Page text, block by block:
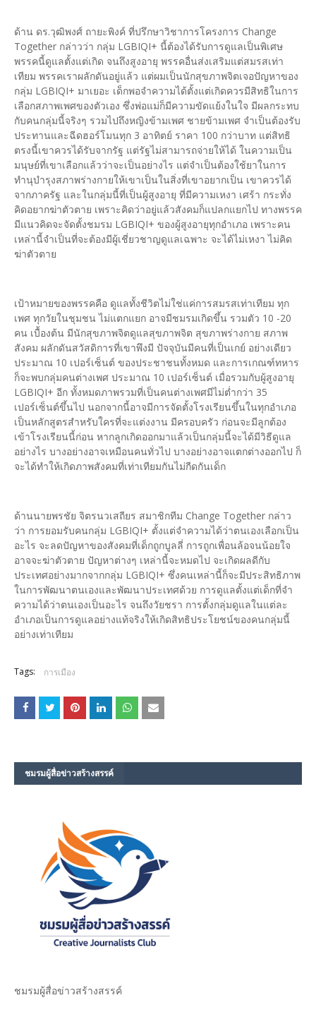
ด้าน ดร.วุฒิพงศ์ ถายะพิงค์ ที่ปรึกษาวิชาการโครงการ Change
Together กล่าวว่า กลุ่ม LGBIQI+ นี้ต้องได้รับการดูแลเป็นพิเศษ
พรรคนี้ดูแลตั้งแต่เกิด จนถึงสูงอายุ พรรคอื่นส่งเสริมแต่สมรสเท่า
เทียม พรรคเราผลักดันอยู่แล้ว แต่ผมเป็นนักสุขภาพจิตเจอปัญหาของ
กลุ่ม LGBIQI+ มาเยอะ เด็กพอจำความได้ตั้งแต่เกิดควรมีสิทธิในการ
เลือกสภาพเพศของตัวเอง ซึ่งพ่อแม่ก็มีความขัดแย้งในใจ มีผลกระทบ
กับคนกลุ่มนี้จริงๆ รวมไปถึงหญิงข้ามเพศ ชายข้ามเพศ จำเป็นต้องรับ
ประทานและฉีดฮอร์โมนทุก 3 อาทิตย์ ราคา 100 กว่าบาท แต่สิทธิ
ตรงนี้เขาควรได้รับจากรัฐ แต่รัฐไม่สามารถจ่ายให้ได้ ในความเป็น
มนุษย์ที่เขาเลือกแล้วว่าจะเป็นอย่างไร แต่จำเป็นต้องใช้ยาในการ
ทำนุบำรุงสภาพร่างกายให้เขาเป็นในสิ่งที่เขาอยากเป็น เขาควรได้
จากภาครัฐ และในกลุ่มนี้ที่เป็นผู้สูงอายุ ที่มีความเหงา เศร้า กระทั่ง
คิดอยากฆ่าตัวตาย เพราะคิดว่าอยู่แล้วสังคมก็แปลกแยกไป ทางพรรค
มีแนวคิดจะจัดตั้งชมรม LGBIQI+ ของผู้สูงอายุทุกอำเภอ เพราะคน
เหล่านี้จำเป็นที่จะต้องมีผู้เชี่ยวชาญดูแลเฉพาะ จะได้ไม่เหงา ไม่คิด
ฆ่าตัวตาย
เป้าหมายของพรรคคือ ดูแลทั้งชีวิตไม่ใช่แค่การสมรสเท่าเทียม ทุก
เพศ ทุกวัยในชุมชน ไม่แตกแยก อาจมีชมรมเกิดขึ้น รวมตัว 10 -20
คน เบื้องต้น มีนักสุขภาพจิตดูแลสุขภาพจิต สุขภาพร่างกาย สภาพ
สังคม ผลักดันสวัสดิการที่เขาพึงมี ปัจจุบันมีคนที่เป็นเกย์ อย่างเดียว
ประมาณ 10 เปอร์เซ็นต์ ของประชาชนทั้งหมด และการเกณฑ์ทหาร
ก็จะพบกลุ่มคนต่างเพศ ประมาณ 10 เปอร์เซ็นต์ เมื่อรวมกับผู้สูงอายุ
LGBIQI+ อีก ทั้งหมดภาพรวมที่เป็นคนต่างเพศมีไม่ต่ำกว่า 35
เปอร์เซ็นต์ขึ้นไป นอกจากนี้อาจมีการจัดตั้งโรงเรียนขึ้นในทุกอำเภอ
เป็นหลักสูตรสำหรับใครที่จะแต่งงาน มีครอบครัว ก่อนจะมีลูกต้อง
เข้าโรงเรียนนี้ก่อน หากลูกเกิดออกมาแล้วเป็นกลุ่มนี้จะได้มีวิธีดูแล
อย่างไร บางอย่างอาจเหมือนคนทั่วไป บางอย่างอาจแตกต่างออกไป ก็
จะได้ทำให้เกิดภาพสังคมที่เท่าเทียมกันไม่กีดกันเด็ก
ด้านนายพรชัย จิตรนวเสถียร สมาชิกทีม Change Together กล่าว
ว่า การยอมรับคนกลุ่ม LGBIQI+ ตั้งแต่จำความได้ว่าตนเองเลือกเป็น
อะไร จะลดปัญหาของสังคมที่เด็กถูกบูลลี่ การถูกเพื่อนล้อจนน้อยใจ
อาจจะฆ่าตัวตาย ปัญหาต่างๆ เหล่านี้จะหมดไป จะเกิดผลดีกับ
ประเทศอย่างมากจากกลุ่ม LGBIQI+ ซึ่งคนเหล่านี้ก็จะมีประสิทธิภาพ
ในการพัฒนาตนเองและพัฒนาประเทศด้วย การดูแลตั้งแต่เด็กที่จำ
ความได้ว่าตนเองเป็นอะไร จนถึงวัยชรา การตั้งกลุ่มดูแลในแต่ละ
อำเภอเป็นการดูแลอย่างแท้จริงให้เกิดสิทธิประโยชน์ของคนกลุ่มนี้
อย่างเท่าเทียม
Tags: การเมือง
ชมรม​ผู้สื่อข่าวสร้างสรรค์​
ชมรม​ผู้สื่อข่าวสร้างสรรค์​